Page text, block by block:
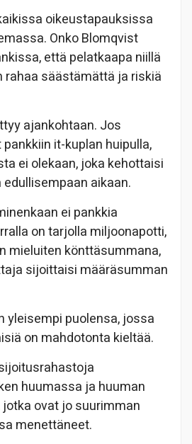
oikeustapauksissa
Onko Blomqvist
että pelatkaapa niillä
rahaa säästämättä ja riskiä
ajankohtaan. Jos
it-kuplan huipulla,
ei olekaan, joka kehottaisi
aikaan.
ei pankkia
on tarjolla miljoonapotti,
mieluiten könttäsummana,
sijoittaisi määräsumman
yleisempi puolensa, jossa
on mahdotonta kieltää.
huumassa ja huuman
ovat jo suurimman
menettäneet.